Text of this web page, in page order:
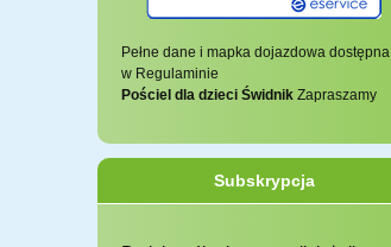
Pełne dane i mapka dojazdowa dostępna
w Regulaminie
Pościel dla dzieci Świdnik Zapraszamy
Subskrypcja